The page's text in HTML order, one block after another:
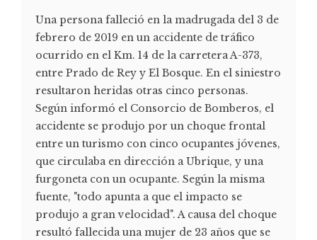
Una persona falleció en la madrugada del 3 de
febrero de 2019 en un accidente de tráfico
ocurrido en el Km. 14 de la carretera A-373,
entre Prado de Rey y El Bosque. En el siniestro
resultaron heridas otras cinco personas.
Según informó el Consorcio de Bomberos, el
accidente se produjo por un choque frontal
entre un turismo con cinco ocupantes jóvenes,
que circulaba en dirección a Ubrique, y una
furgoneta con un ocupante. Según la misma
fuente, "todo apunta a que el impacto se
produjo a gran velocidad". A causa del choque
resultó fallecida una mujer de 23 años que se